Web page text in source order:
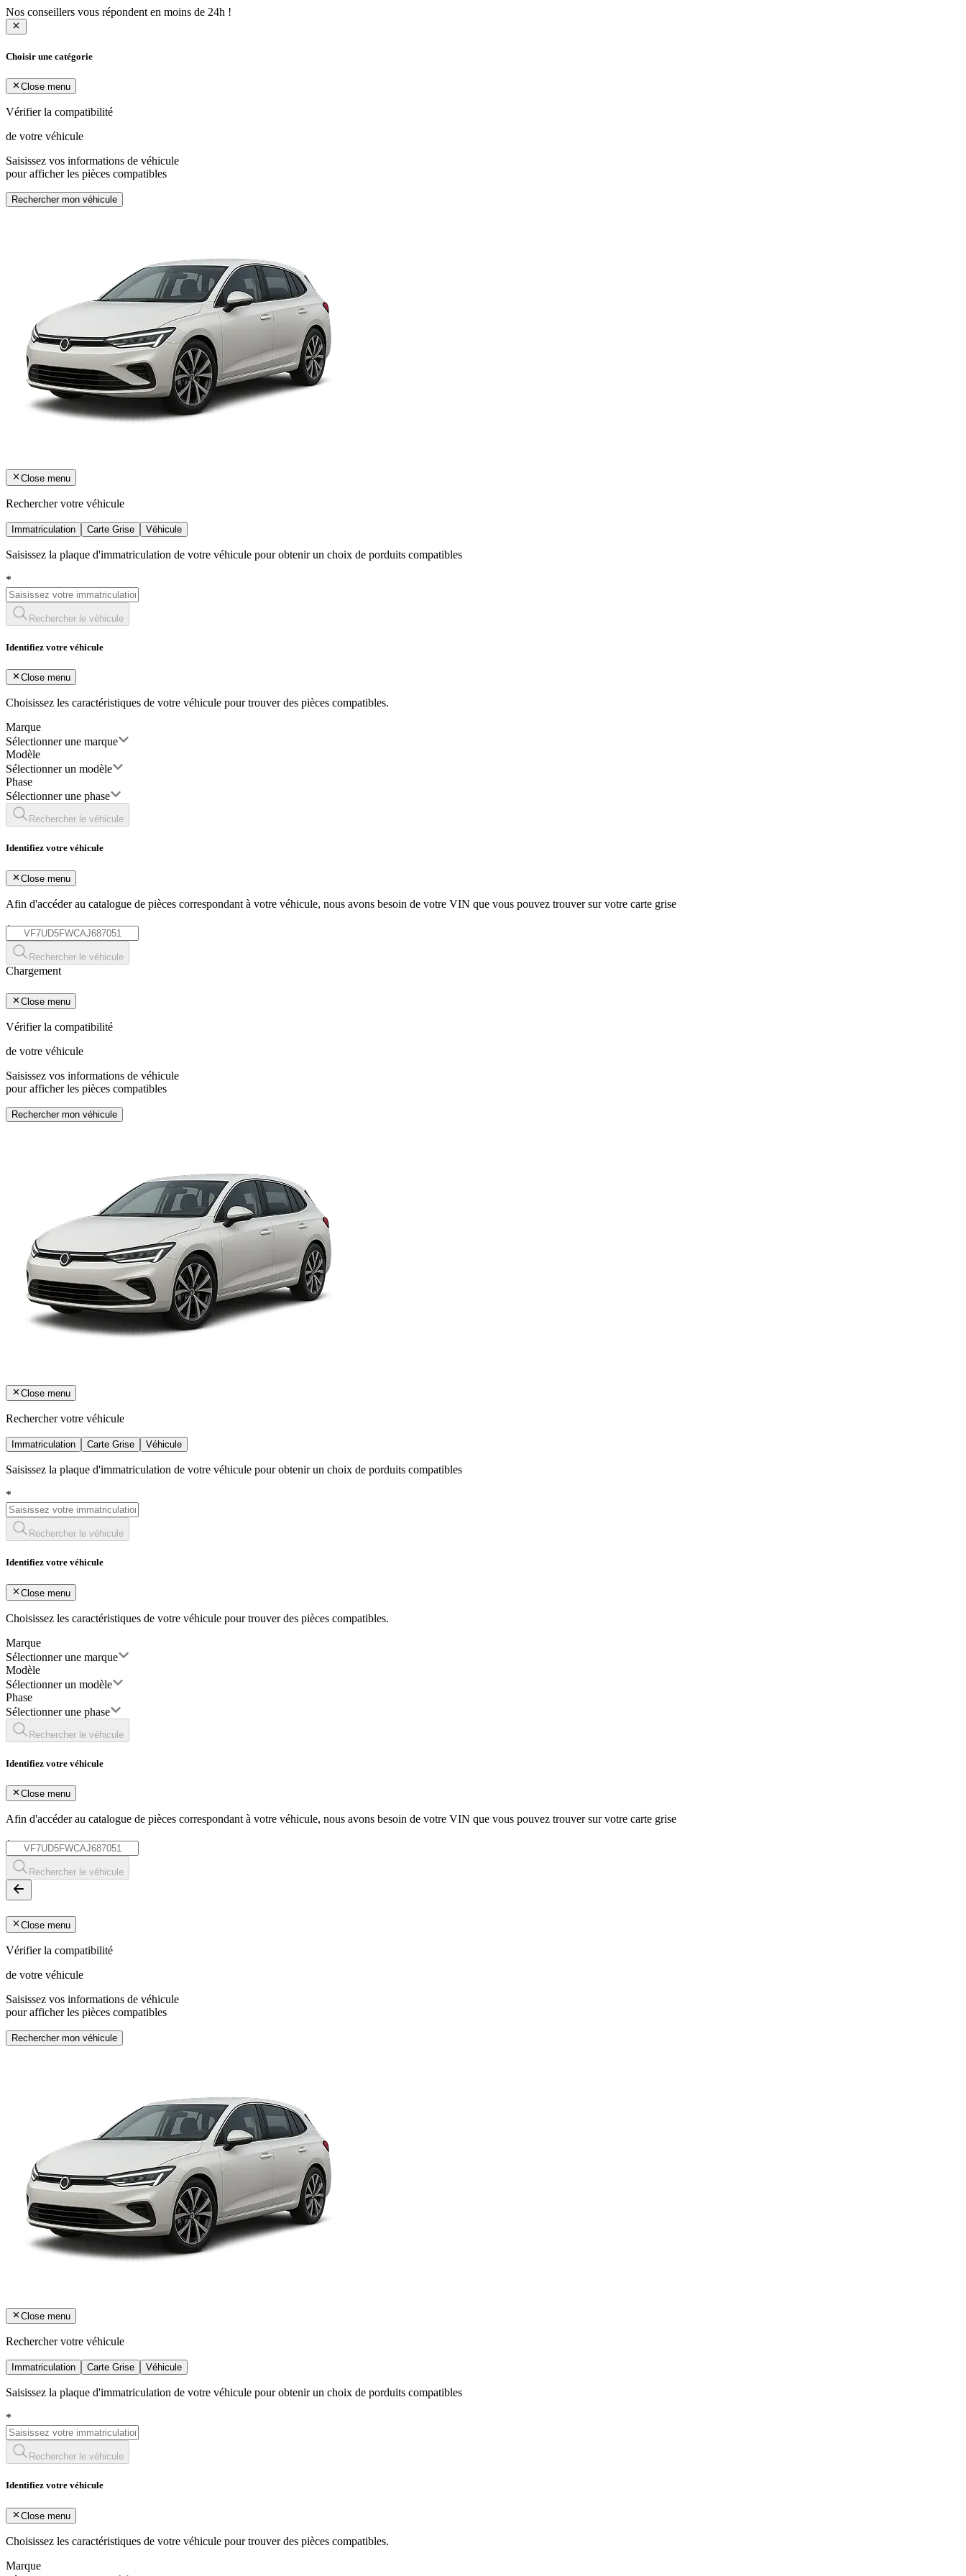
Nos conseillers vous répondent en moins de 24h !
Choisir une catégorie
Close menu
Vérifier la compatibilité
de votre véhicule
Saisissez vos informations de véhicule
pour afficher les pièces compatibles
Rechercher mon véhicule
Close menu
Rechercher votre véhicule
Immatriculation Carte Grise Véhicule
Saisissez la plaque d'immatriculation de votre véhicule pour obtenir un choix de porduits compatibles
*
Rechercher le véhicule
Identifiez votre véhicule
Close menu
Choisissez les caractéristiques de votre véhicule pour trouver des pièces compatibles.
Marque
Sélectionner une marque
Modèle
Sélectionner un modèle
Phase
Sélectionner une phase
Rechercher le véhicule
Identifiez votre véhicule
Close menu
Afin d'accéder au catalogue de pièces correspondant à votre véhicule, nous avons besoin de votre VIN que vous pouvez trouver sur votre carte grise
*
Rechercher le véhicule
Chargement
Close menu
Vérifier la compatibilité
de votre véhicule
Saisissez vos informations de véhicule
pour afficher les pièces compatibles
Rechercher mon véhicule
Close menu
Rechercher votre véhicule
Immatriculation Carte Grise Véhicule
Saisissez la plaque d'immatriculation de votre véhicule pour obtenir un choix de porduits compatibles
*
Rechercher le véhicule
Identifiez votre véhicule
Close menu
Choisissez les caractéristiques de votre véhicule pour trouver des pièces compatibles.
Marque
Sélectionner une marque
Modèle
Sélectionner un modèle
Phase
Sélectionner une phase
Rechercher le véhicule
Identifiez votre véhicule
Close menu
Afin d'accéder au catalogue de pièces correspondant à votre véhicule, nous avons besoin de votre VIN que vous pouvez trouver sur votre carte grise
*
Rechercher le véhicule
Close menu
Vérifier la compatibilité
de votre véhicule
Saisissez vos informations de véhicule
pour afficher les pièces compatibles
Rechercher mon véhicule
Close menu
Rechercher votre véhicule
Immatriculation Carte Grise Véhicule
Saisissez la plaque d'immatriculation de votre véhicule pour obtenir un choix de porduits compatibles
*
Rechercher le véhicule
Identifiez votre véhicule
Close menu
Choisissez les caractéristiques de votre véhicule pour trouver des pièces compatibles.
Marque